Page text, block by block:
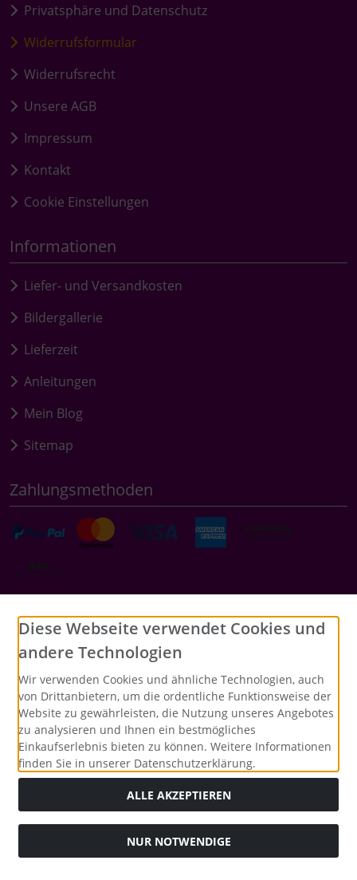
Privatsphäre und Datenschutz
Widerrufsformular
Widerrufsrecht
Unsere AGB
Impressum
Kontakt
Cookie Einstellungen
Informationen
Liefer- und Versandkosten
Bildergallerie
Lieferzeit
Anleitungen
Mein Blog
Sitemap
Zahlungsmethoden
Social Media
Alle Preise inkl. gesetzl. MwSt. zzgl.Versandkosten
durchgestrichenen Preise entsprechen dem bisherigen Preis
Diese Webseite verwendet Cookies und
andere Technologien
Wir verwenden Cookies und ähnliche Technologien, auch
von Drittanbietern, um die ordentliche Funktionsweise der
Website zu gewährleisten, die Nutzung unseres Angebotes
zu analysieren und Ihnen ein bestmögliches
Einkaufserlebnis bieten zu können. Weitere Informationen
finden Sie in unserer Datenschutzerklärung.
ALLE AKZEPTIEREN
NUR NOTWENDIGE